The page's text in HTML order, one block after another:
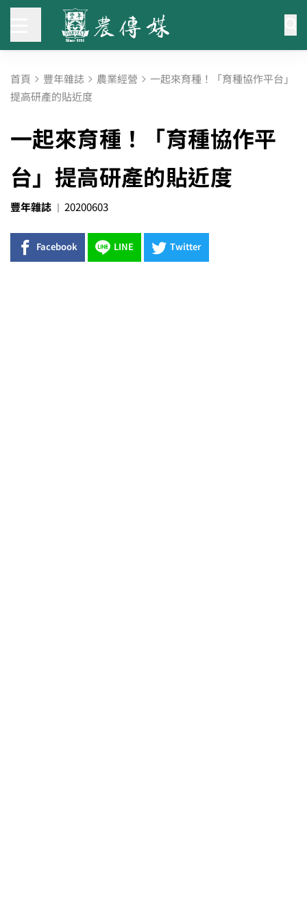
首頁 豐年雜誌 農業經營 一起來育種！「育種協作平台」
提高研產的貼近度
一起來育種！「育種協作平
台」提高研產的貼近度
豐年雜誌 20200603
Facebook LINE Twitter